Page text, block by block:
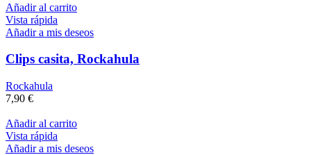
Añadir al carrito
Vista rápida
Añadir a mis deseos
Clips casita, Rockahula
Rockahula
7,90 €
Añadir al carrito
Vista rápida
Añadir a mis deseos